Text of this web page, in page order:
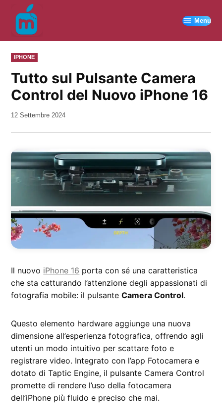
contenuto
Menu
PUBBLICATO
IN
IPHONE
Tutto sul Pulsante Camera
Control del Nuovo iPhone 16
da
12 Settembre 2024
Il nuovo iPhone 16 porta con sé una caratteristica
che sta catturando l’attenzione degli appassionati di
fotografia mobile: il pulsanteCamera Control.
Questo elemento hardware aggiunge una nuova
dimensione all’esperienza fotografica, offrendo agli
utenti un modo intuitivo per scattare foto e
registrare video. Integrato con l’app Fotocamera e
dotato di Taptic Engine, il pulsante Camera Control
promette di rendere l’uso della fotocamera
dell’iPhone più fluido e preciso che mai.